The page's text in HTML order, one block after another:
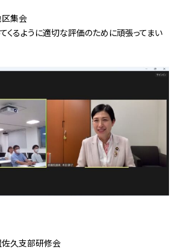
区集会
くるように適切な評価のために頑張ってまい
佐久支部研修会